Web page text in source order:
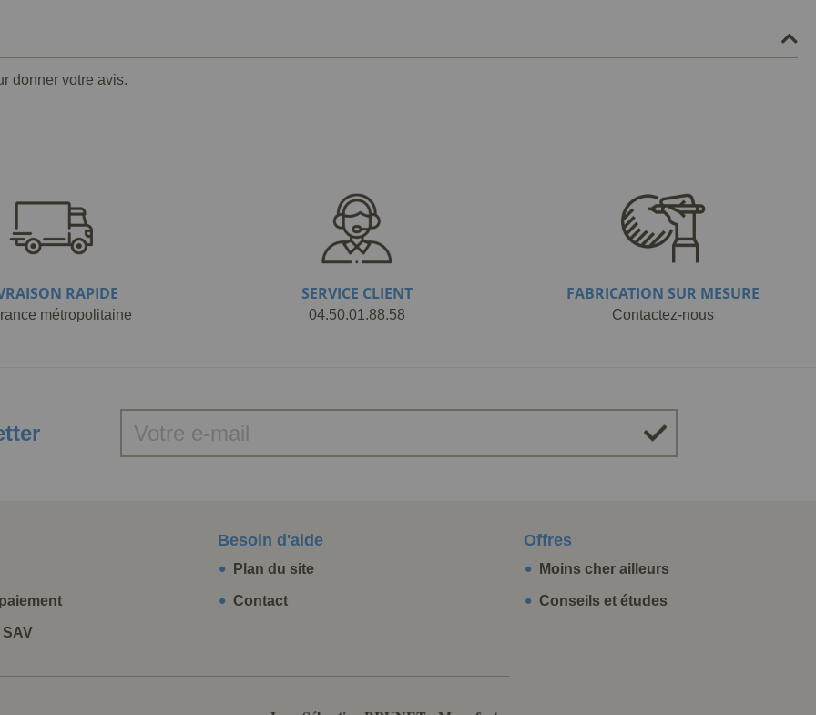
donner votre avis.
RAPIDE
métropolitaine
SERVICE CLIENT
04.50.01.88.58
FABRICATION SUR MESURE
Contactez-nous
Besoin d'aide
Plan du site
Contact
Offres
Moins cher ailleurs
Conseils et études